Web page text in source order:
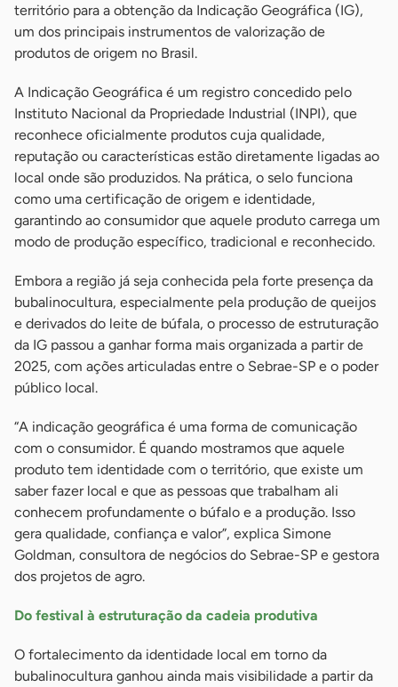
território para a obtenção da Indicação Geográfica (IG),
um dos principais instrumentos de valorização de
produtos de origem no Brasil.
A Indicação Geográfica é um registro concedido pelo
Instituto Nacional da Propriedade Industrial (INPI), que
reconhece oficialmente produtos cuja qualidade,
reputação ou características estão diretamente ligadas ao
local onde são produzidos. Na prática, o selo funciona
como uma certificação de origem e identidade,
garantindo ao consumidor que aquele produto carrega um
modo de produção específico, tradicional e reconhecido.
Embora a região já seja conhecida pela forte presença da
bubalinocultura, especialmente pela produção de queijos
e derivados do leite de búfala, o processo de estruturação
da IG passou a ganhar forma mais organizada a partir de
2025, com ações articuladas entre o Sebrae-SP e o poder
público local.
“A indicação geográfica é uma forma de comunicação
com o consumidor. É quando mostramos que aquele
produto tem identidade com o território, que existe um
saber fazer local e que as pessoas que trabalham ali
conhecem profundamente o búfalo e a produção. Isso
gera qualidade, confiança e valor”, explica Simone
Goldman, consultora de negócios do Sebrae-SP e gestora
dos projetos de agro.
Do festival à estruturação da cadeia produtiva
O fortalecimento da identidade local em torno da
bubalinocultura ganhou ainda mais visibilidade a partir da